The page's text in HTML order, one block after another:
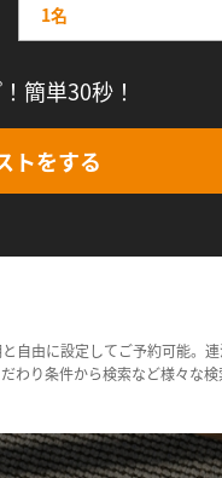
簡単30秒！
トをする
自由に設定してご予約可能。
り条件から検索など様々な検